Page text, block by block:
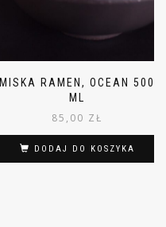
MISKA RAMEN, OCEAN 500
ML
85,00 ZŁ
DODAJ DO KOSZYKA